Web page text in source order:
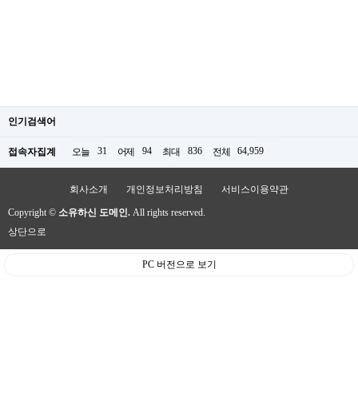
인기검색어
접속자집계 오늘 31 어제 94 최대 836 전체 64,959
회사소개 개인정보처리방침 서비스이용약관
Copyright © 소유하신 도메인. All rights reserved.
상단으로
PC 버전으로 보기